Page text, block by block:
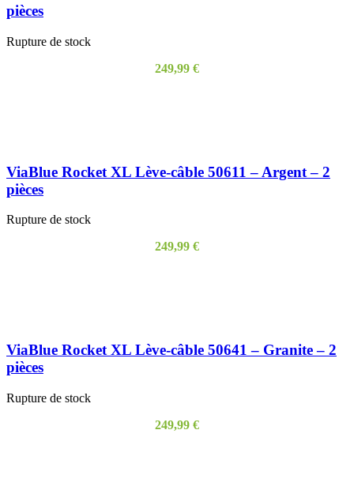
pièces
Rupture de stock
249,99 €
ViaBlue Rocket XL Lève-câble 50611 – Argent – 2
pièces
Rupture de stock
249,99 €
ViaBlue Rocket XL Lève-câble 50641 – Granite – 2
pièces
Rupture de stock
249,99 €